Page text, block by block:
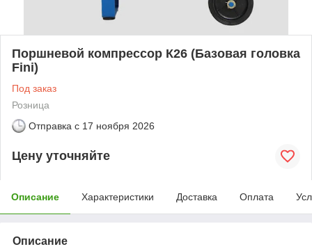
Поршневой компрессор К26 (Базовая головка
Fini)
Под заказ
Розница
Отправка с 17 ноября 2026
Цену уточняйте
Описание Характеристики Доставка Оплата
Описание